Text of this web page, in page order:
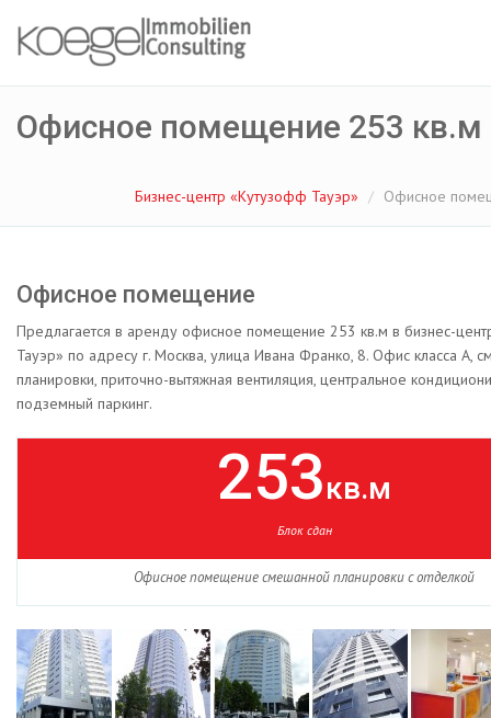
Офисное помещение 253 кв.м
Бизнес-центр «Кутузофф Тауэр» Офисное
Офисное помещение
Предлагается в аренду офисное помещение 253 кв.м в бизнес-
Тауэр» по адресу г. Москва, улица Ивана Франко, 8. Офис класса А,
планировки, приточно-вытяжная вентиляция, центральное
подземный паркинг.
253кв.м
Блок сдан
Офисное помещение смешанной планировки с отделкой